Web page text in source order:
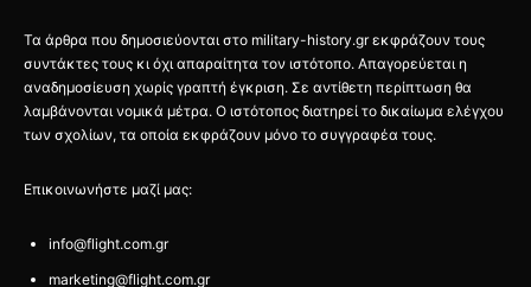
Τα άρθρα που δημοσιεύονται στο military-history.gr εκφράζουν τους
συντάκτες τους κι όχι απαραίτητα τον ιστότοπο. Απαγορεύεται η
αναδημοσίευση χωρίς γραπτή έγκριση. Σε αντίθετη περίπτωση θα
λαμβάνονται νομικά μέτρα. Ο ιστότοπος διατηρεί το δικαίωμα ελέγχου
των σχολίων, τα οποία εκφράζουν μόνο το συγγραφέα τους.
Επικοινωνήστε μαζί μας:
info@flight.com.gr
marketing@flight.com.gr